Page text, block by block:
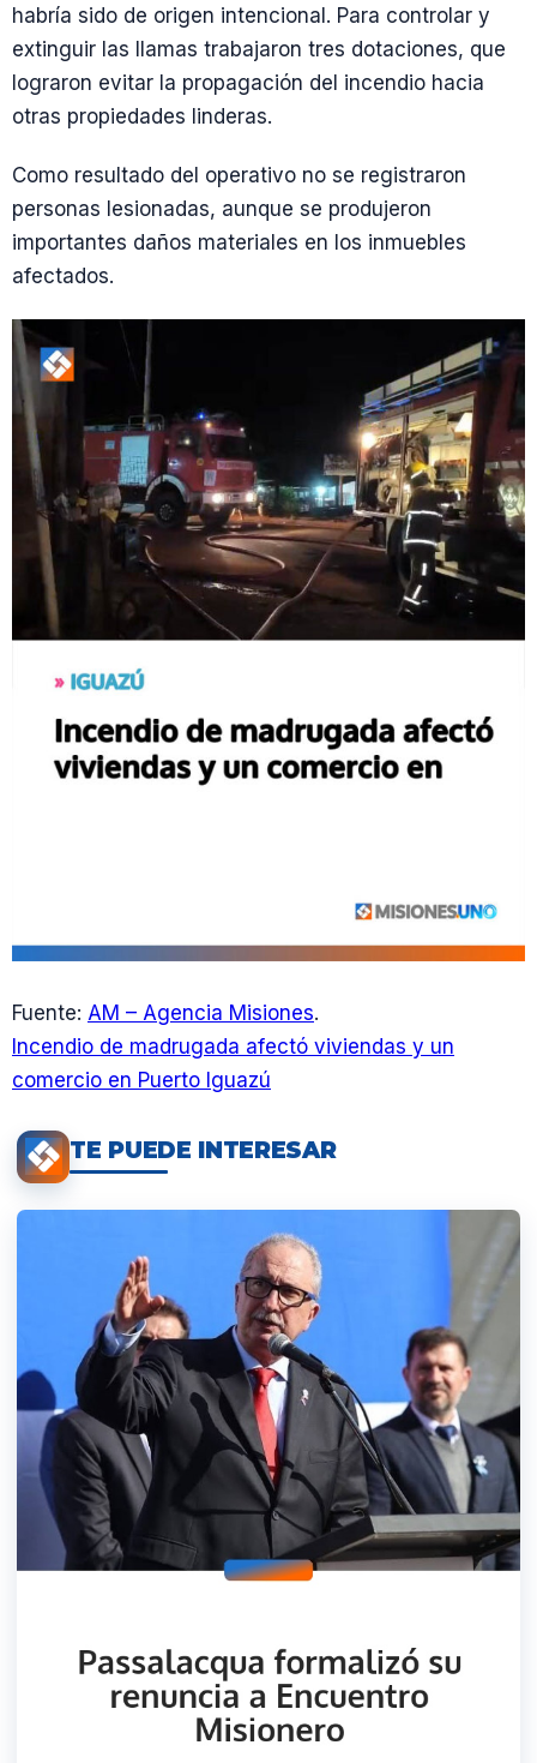
habría sido de origen intencional. Para controlar y
extinguir las llamas trabajaron tres dotaciones, que
lograron evitar la propagación del incendio hacia
otras propiedades linderas.
Como resultado del operativo no se registraron
personas lesionadas, aunque se produjeron
importantes daños materiales en los inmuebles
afectados.
Fuente: AM – Agencia Misiones.
Incendio de madrugada afectó viviendas y un
comercio en Puerto Iguazú
TE PUEDE INTERESAR